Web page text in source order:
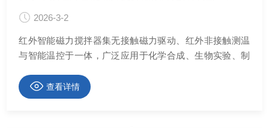
2026-3-2
红外智能磁力搅拌器集无接触磁力驱动、红外非接触测温
与智能温控于一体，广泛应用于化学合成、生物实验、制
查看详情